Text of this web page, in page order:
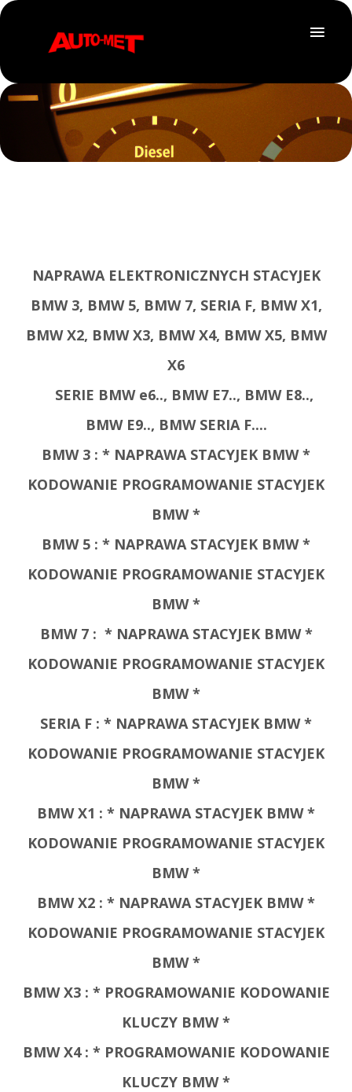
NAPRAWA ELEKTRONICZNYCH STACYJEK
BMW 3, BMW 5, BMW 7, SERIA F, BMW X1,
BMW X2, BMW X3, BMW X4, BMW X5, BMW
X6
SERIE BMW e6.., BMW E7.., BMW E8..,
BMW E9.., BMW SERIA F....
BMW 3 : * NAPRAWA STACYJEK BMW *
KODOWANIE PROGRAMOWANIE STACYJEK
BMW *
BMW 5 : * NAPRAWA STACYJEK BMW *
KODOWANIE PROGRAMOWANIE STACYJEK
BMW *
BMW 7 : * NAPRAWA STACYJEK BMW *
KODOWANIE PROGRAMOWANIE STACYJEK
BMW *
SERIA F : * NAPRAWA STACYJEK BMW *
KODOWANIE PROGRAMOWANIE STACYJEK
BMW *
BMW X1 : * NAPRAWA STACYJEK BMW *
KODOWANIE PROGRAMOWANIE STACYJEK
BMW *
BMW X2 : * NAPRAWA STACYJEK BMW *
KODOWANIE PROGRAMOWANIE STACYJEK
BMW *
BMW X3 : * PROGRAMOWANIE KODOWANIE
KLUCZY BMW *
BMW X4 : * PROGRAMOWANIE KODOWANIE
KLUCZY BMW *